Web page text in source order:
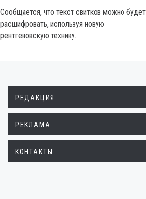
Сообщается, что текст свитков можно будет
расшифровать, используя новую
рентгеновскую технику.
РЕДАКЦИЯ
РЕКЛАМА
КОНТАКТЫ